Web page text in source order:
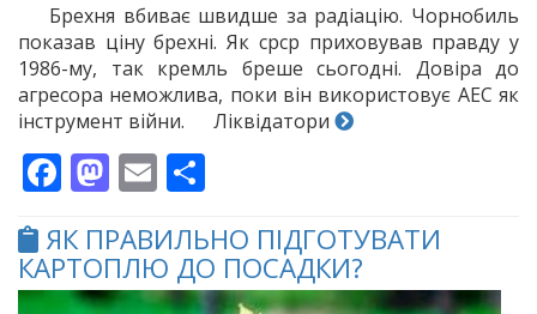
Брехня вбиває швидше за радіацію. Чорнобиль
показав ціну брехні. Як срср приховував правду у
1986-му, так кремль бреше сьогодні. Довіра до
агресора неможлива, поки він використовує АЕС як
інструмент війни. Ліквідатори
Facebook
Mastodon
Email
ЯК ПРАВИЛЬНО ПІДГОТУВАТИ
КАРТОПЛЮ ДО ПОСАДКИ?